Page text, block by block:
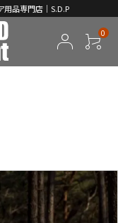
用品専門店｜S.D.P
0